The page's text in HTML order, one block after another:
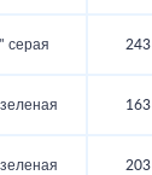
серая 243
163
203